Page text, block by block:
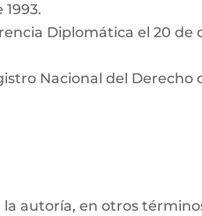
Diplomática el 20 de
Nacional del
autoría, en otros